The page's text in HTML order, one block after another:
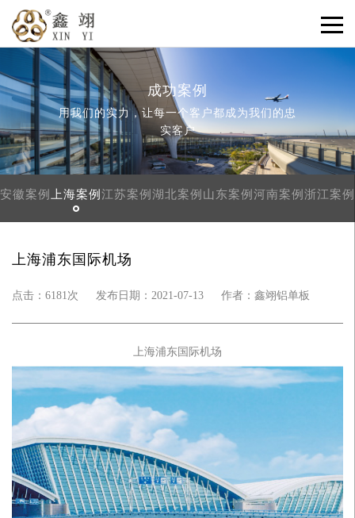
成功案例
用我们的实力，让每一个客户都成为我们的忠
实客户
安徽案例 上海案例 江苏案例 湖北案例 山东案例 河南案例 浙江案例
上海浦东国际机场
点击：6181次 发布日期：2021-07-13 作者：鑫翊铝单板
上海浦东国际机场